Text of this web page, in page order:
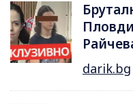
darik.bg